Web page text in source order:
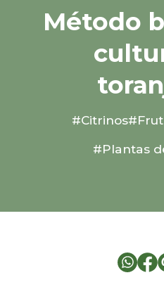
Método
#Citrinos
#Plantas